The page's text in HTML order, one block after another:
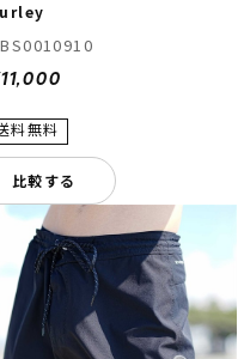
比較する